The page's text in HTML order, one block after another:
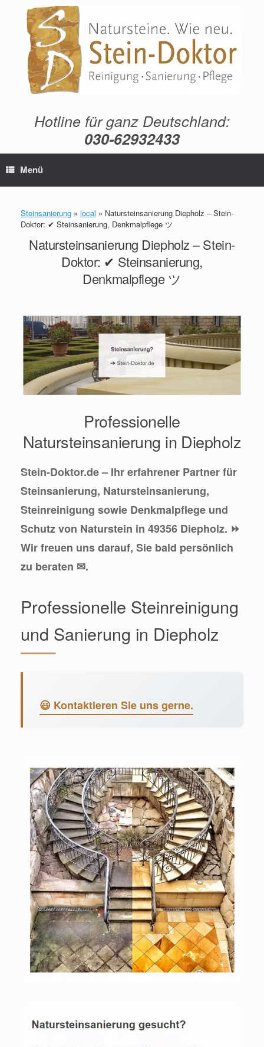
springen
Hotline für ganz Deutschland:
030-62932433
Menü
Steinsanierung » local » Natursteinsanierung Diepholz – Stein-
Doktor: ✔ Steinsanierung, Denkmalpflege ツ
Natursteinsanierung Diepholz – Stein-
Doktor: ✔ Steinsanierung,
Denkmalpflege ツ
Professionelle
Natursteinsanierung in Diepholz
Stein-Doktor.de – Ihr erfahrener Partner für
Steinsanierung, Natursteinsanierung,
Steinreinigung sowie Denkmalpflege und
Schutz von Naturstein in 49356 Diepholz. ⏩
Wir freuen uns darauf, Sie bald persönlich
zu beraten ✉.
Professionelle Steinreinigung
und Sanierung in Diepholz
😃 Kontaktieren Sie uns gerne.